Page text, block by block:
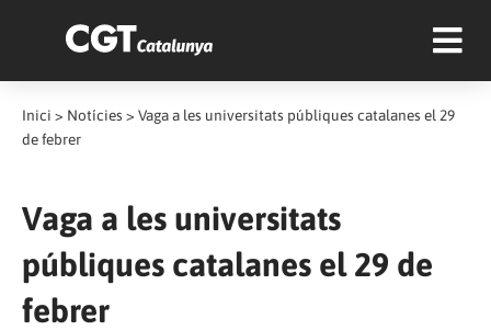
Inici > Notícies > Vaga a les universitats públiques catalanes el 29
de febrer
Vaga a les universitats
públiques catalanes el 29 de
febrer